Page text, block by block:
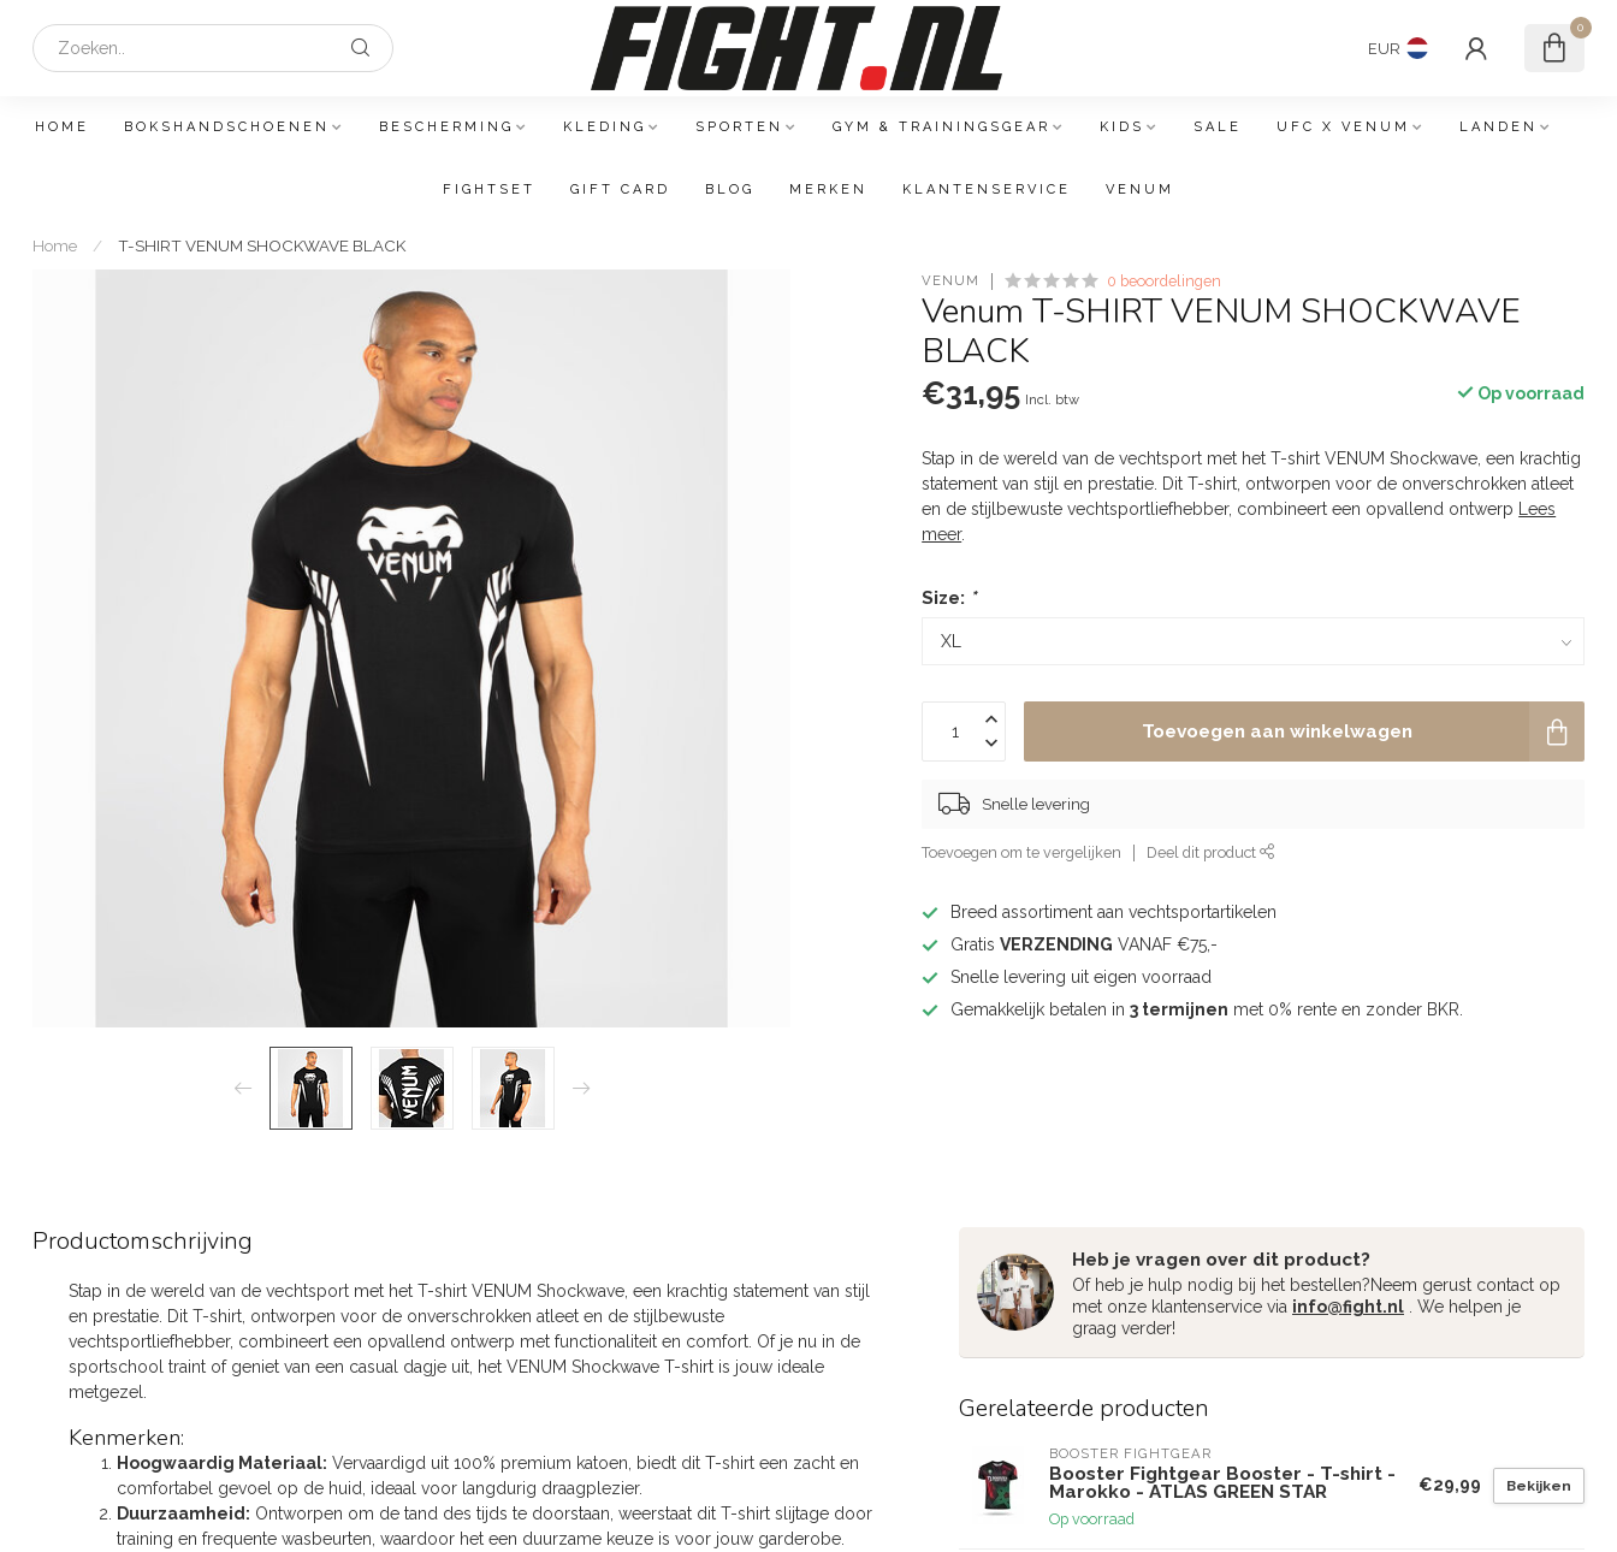
EUR
0
HOME BOKSHANDSCHOENEN BESCHERMING KLEDING SPORTEN GYM & TRAININGSGEAR KIDS SALE UFC X VENUM LANDEN
FIGHTSET GIFT CARD BLOG MERKEN KLANTENSERVICE VENUM
Home / T-SHIRT VENUM SHOCKWAVE BLACK
VENUM 0 beoordelingen
Venum T-SHIRT VENUM SHOCKWAVE
BLACK
€31,95 Incl. btw Op voorraad
Stap in de wereld van de vechtsport met het T-shirt VENUM Shockwave, een krachtig
statement van stijl en prestatie. Dit T-shirt, ontworpen voor de onverschrokken atleet
en de stijlbewuste vechtsportliefhebber, combineert een opvallend ontwerp
Lees
meer.
Size: *
Toevoegen aan winkelwagen
Snelle levering
Toevoegen om te vergelijken Deel dit product
Breed assortiment aan vechtsportartikelen
GratisVERZENDING VANAF €75,-
Snelle levering uit eigen voorraad
Gemakkelijk betalen in3 termijnen met 0% rente en zonder BKR.
Productomschrijving
Stap in de wereld van de vechtsport met het T-shirt VENUM Shockwave, een krachtig statement van stijl
en prestatie. Dit T-shirt, ontworpen voor de onverschrokken atleet en de stijlbewuste
vechtsportliefhebber, combineert een opvallend ontwerp met functionaliteit en comfort. Of je nu in de
sportschool traint of geniet van een casual dagje uit, het VENUM Shockwave T-shirt is jouw ideale
metgezel.
Kenmerken:
Hoogwaardig Materiaal: Vervaardigd uit 100% premium katoen, biedt dit T-shirt een zacht en
comfortabel gevoel op de huid, ideaal voor langdurig draagplezier.
Duurzaamheid: Ontworpen om de tand des tijds te doorstaan, weerstaat dit T-shirt slijtage door
training en frequente wasbeurten, waardoor het een duurzame keuze is voor jouw garderobe.
Heb je vragen over dit product?
Of heb je hulp nodig bij het bestellen?Neem gerust contact op
met onze klantenservice via info@fight.nl . We helpen je
graag verder!
Gerelateerde producten
BOOSTER FIGHTGEAR
Booster Fightgear Booster - T-shirt -
Marokko - ATLAS GREEN STAR
Op voorraad
€29,99 Bekijken